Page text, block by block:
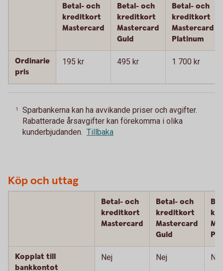
Betal- och
kreditkort
Mastercard
Betal- och
kreditkort
Mastercard
Guld
Betal- och
kreditkort
Mastercard
Platinum
Ordinarie
pris
195 kr 495 kr 1 700 kr
1
Sparbankerna kan ha avvikande priser och avgifter.
Rabatterade årsavgifter kan förekomma i olika
kunderbjudanden. Tillbaka
Köp och uttag
Betal- och
kreditkort
Mastercard
Betal- och
kreditkort
Mastercard
Guld
Kopplat till
bankkontot
Nej Nej Nej